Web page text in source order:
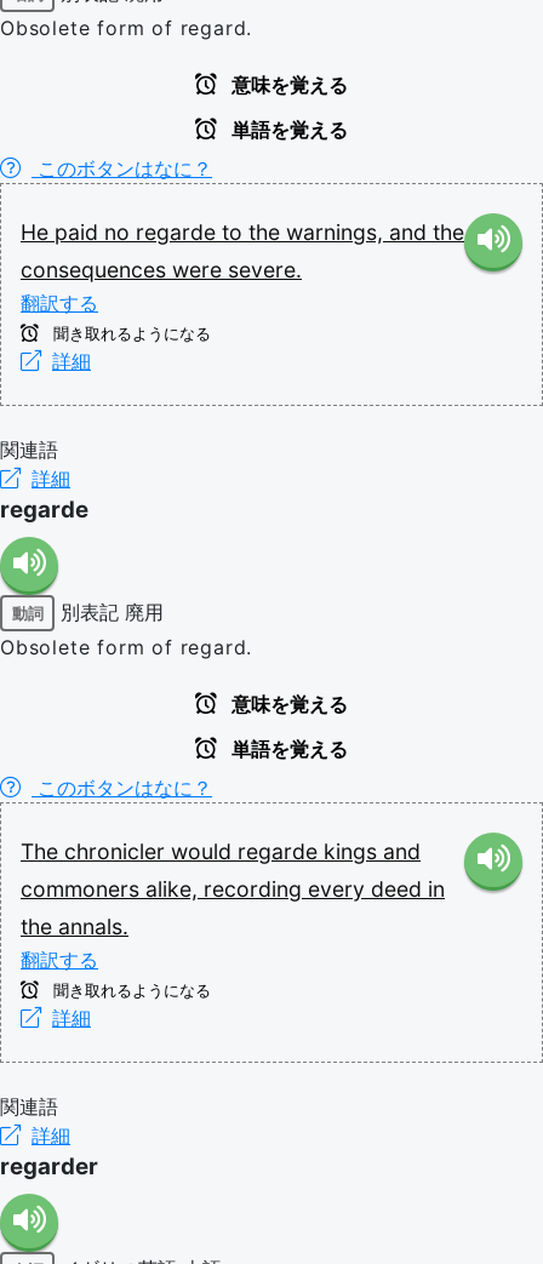
Obsolete form of regard.
意味を覚える
単語を覚える
このボタンはなに？
He paid no regarde to the warnings, and the
consequences were severe.
翻訳する
聞き取れるようになる
詳細
関連語
詳細
regarde
動詞 別表記 廃用
Obsolete form of regard.
意味を覚える
単語を覚える
このボタンはなに？
The chronicler would regarde kings and
commoners alike, recording every deed in
the annals.
翻訳する
聞き取れるようになる
詳細
関連語
詳細
regarder